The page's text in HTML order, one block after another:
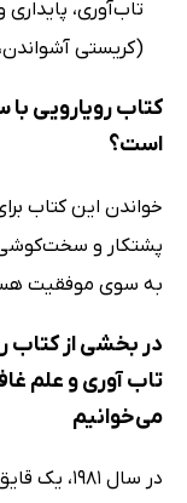
تاب‌آوری،
(کریستی
کتاب رویارویی
است؟
خواندن این کتاب
پشتکار و سخت‌کوشی
به سوی موفقیت
در بخشی از کتاب
تاب آوری و علم
می‌خوانیم